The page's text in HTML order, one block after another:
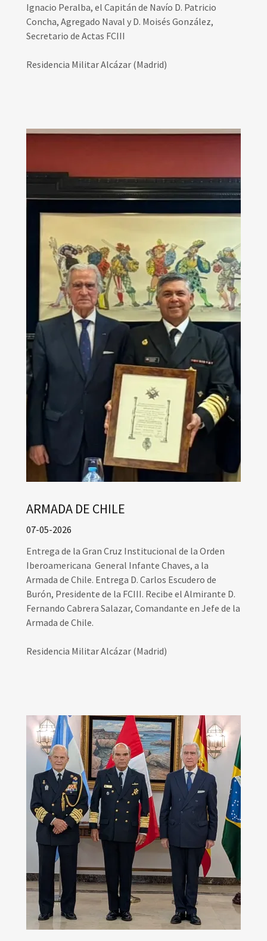
Ignacio Peralba, el Capitán de Navío D. Patricio
Concha, Agregado Naval y D. Moisés González,
Secretario de Actas FCIII
Residencia Militar Alcázar (Madrid)
ARMADA DE CHILE
07-05-2026
Entrega de la Gran Cruz Institucional de la Orden
Iberoamericana General Infante Chaves, a la
Armada de Chile. Entrega D. Carlos Escudero de
Burón, Presidente de la FCIII. Recibe el Almirante D.
Fernando Cabrera Salazar, Comandante en Jefe de la
Armada de Chile.
Residencia Militar Alcázar (Madrid)